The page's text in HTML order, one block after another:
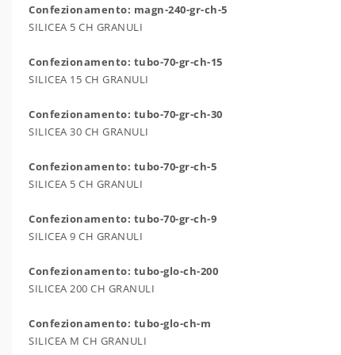
Confezionamento: magn-240-gr-ch-5
SILICEA 5 CH GRANULI
Confezionamento: tubo-70-gr-ch-15
SILICEA 15 CH GRANULI
Confezionamento: tubo-70-gr-ch-30
SILICEA 30 CH GRANULI
Confezionamento: tubo-70-gr-ch-5
SILICEA 5 CH GRANULI
Confezionamento: tubo-70-gr-ch-9
SILICEA 9 CH GRANULI
Confezionamento: tubo-glo-ch-200
SILICEA 200 CH GRANULI
Confezionamento: tubo-glo-ch-m
SILICEA M CH GRANULI